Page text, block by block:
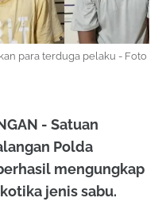
para terduga pelaku - Foto
- Satuan
Polda
mengungkap
jenis sabu.